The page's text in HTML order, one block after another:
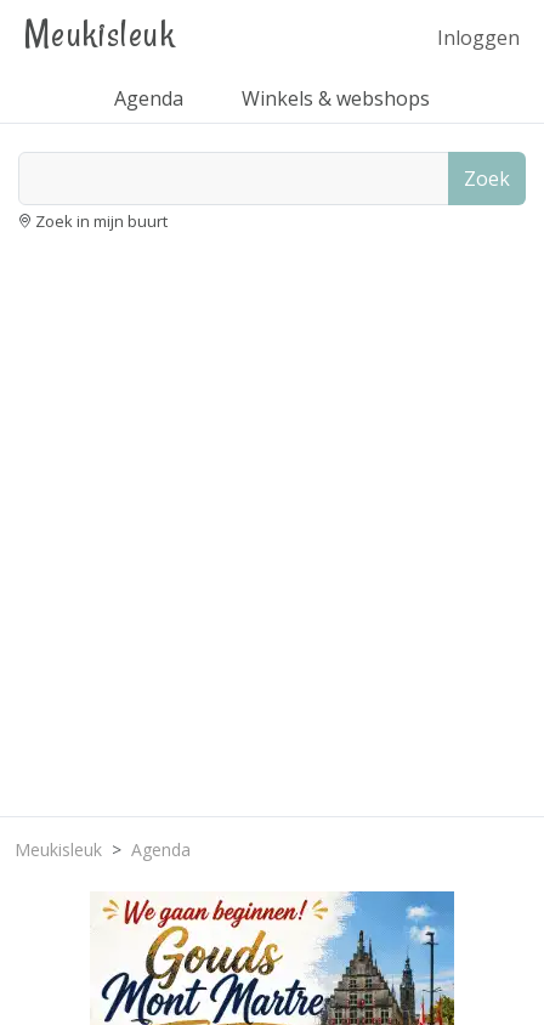
Meukisleuk Inloggen
Agenda Winkels & webshops
Zoek
Zoek in mijn buurt
Meukisleuk Agenda